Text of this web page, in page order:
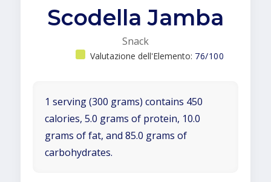
Scodella Jamba
Snack
Valutazione dell'Elemento: 76/100
1 serving (300 grams) contains 450
calories, 5.0 grams of protein, 10.0
grams of fat, and 85.0 grams of
carbohydrates.